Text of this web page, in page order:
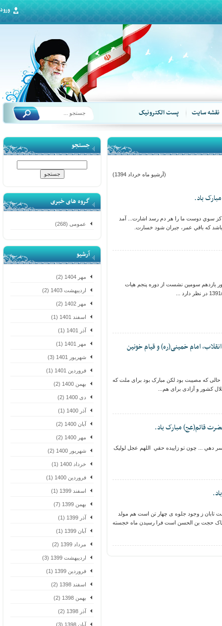
ورود
سایت پست الکترونیک
جستجو
گروه های خبری
عمومی (268)
آرشیو
مهر 1404 (2)
اردیبهشت 1403 (2)
مهر 1402 (2)
اسفند 1401 (1)
آذر 1401 (1)
مهر 1401 (1)
شهریور 1401 (3)
فروردین 1401 (1)
بهمن 1400 (2)
دی 1400 (2)
آذر 1400 (1)
آبان 1400 (2)
مهر 1400 (2)
شهریور 1400 (2)
خرداد 1400 (1)
فروردین 1400 (1)
اسفند 1399 (1)
بهمن 1399 (7)
آذر 1399 (1)
آبان 1399 (1)
مرداد 1399 (2)
اردیبهشت 1399 (3)
فروردین 1399 (1)
اسفند 1398 (2)
بهمن 1398 (2)
آذر 1398 (2)
آبان 1398 (3)
(آرشیو ماه خرداد 1394)
باد.
سوي دوست ما را هر دم رسد اشارت... آمد
که باقي عمر، جبران شود خسارت.
سومین نشست از دوره پنجم هیات
امام خمینی(ره) و قیام خونین
که مصیبت بود لکن مبارک بود برای ملت که
کشور و آزادی برای هم...
قائم(عج) مبارک باد.
... چون تو زاييده حقي اللهم عجل لوليک
ز وجود جلوه ی چهار تن است هم مولد
حجت بن الحسن است فرا رسیدن ماه خجسته